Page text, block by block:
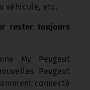
véhicule, etc.
rester toujours
My Peugeot
Peugeot
connecté